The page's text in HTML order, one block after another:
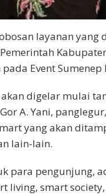
layanan yang
Event Sumenep
digelar mulai
A. Yani,
yang akan
lain-lain.
para pengunjung,
living, smart